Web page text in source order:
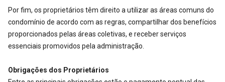
Por fim, os proprietários têm direito a utilizar as áreas comuns do
condomínio de acordo com as regras, compartilhar dos benefícios
proporcionados pelas áreas coletivas, e receber serviços
essenciais promovidos pela administração.
Obrigações dos Proprietários